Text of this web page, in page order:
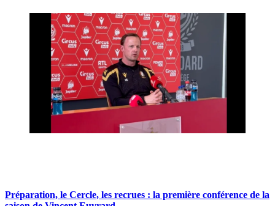
Préparation, le Cercle, les recrues : la première conférence de la